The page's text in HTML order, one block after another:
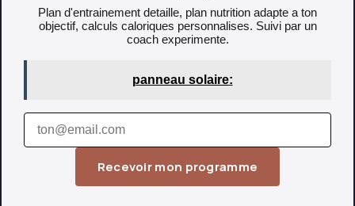
Plan d'entrainement detaille, plan nutrition adapte a ton
objectif, calculs caloriques personnalises. Suivi par un
coach experimente.
panneau solaire:
Recevoir mon programme